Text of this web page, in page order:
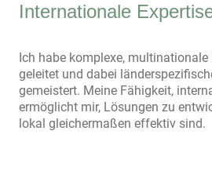
Internationale
Ich habe komplexe,
geleitet und dabei
gemeistert. Meine Fähigkeit,
ermöglicht mir, Lösungen zu
lokal gleichermaßen effektiv sind.